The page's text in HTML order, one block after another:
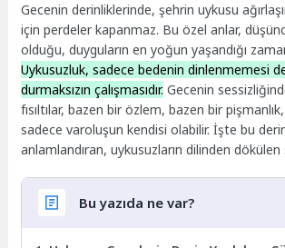
Gecenin derinliklerinde, şehrin uykusu
için perdeler kapanmaz. Bu özel anlar,
olduğu, duyguların en yoğun yaşandığı
Uykusuzluk, sadece bedenin dinlenmemesi
durmaksızın çalışmasıdır. Gecenin
fısıltılar, bazen bir özlem, bazen bir
sadece varoluşun kendisi olabilir. İşte bu
anlamlandıran, uykusuzların dilinden
Bu yazıda ne var?